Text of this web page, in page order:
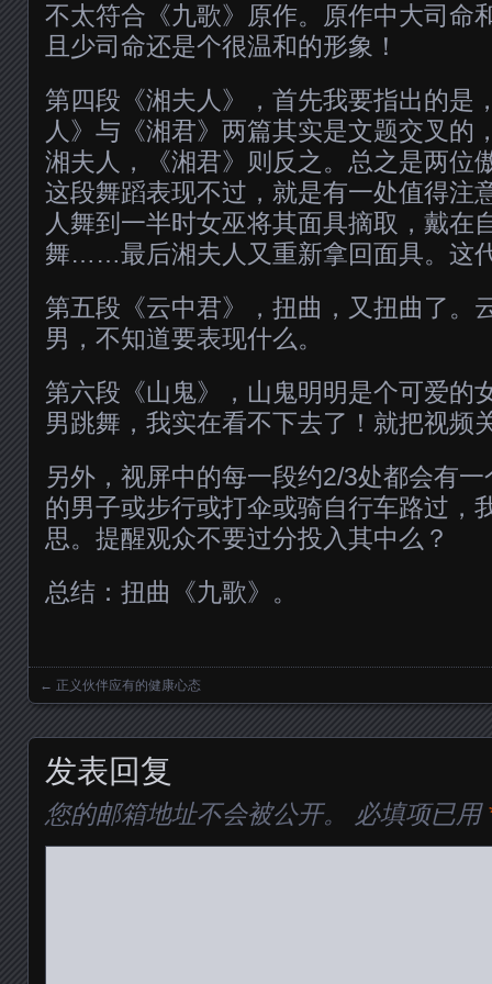
不太符合《九歌》原作。原作中大司命
且少司命还是个很温和的形象！
第四段《湘夫人》，首先我要指出的是
人》与《湘君》两篇其实是文题交叉的
湘夫人，《湘君》则反之。总之是两位
这段舞蹈表现不过，就是有一处值得注
人舞到一半时女巫将其面具摘取，戴在
舞……最后湘夫人又重新拿回面具。这
第五段《云中君》，扭曲，又扭曲了。
男，不知道要表现什么。
第六段《山鬼》，山鬼明明是个可爱的
男跳舞，我实在看不下去了！就把视频
另外，视屏中的每一段约2/3处都会有
的男子或步行或打伞或骑自行车路过，
思。提醒观众不要过分投入其中么？
总结：扭曲《九歌》。
Posts navigation
← 正义伙伴应有的健康心态
发表回复
您的邮箱地址不会被公开。 必填项已用